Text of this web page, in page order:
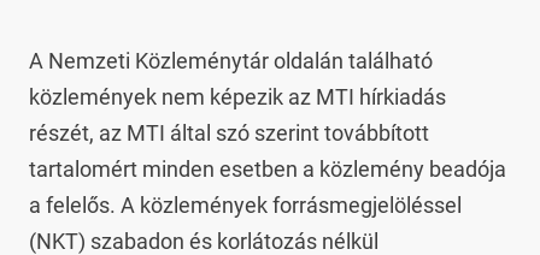
A Nemzeti Közleménytár oldalán található
közlemények nem képezik az MTI hírkiadás
részét, az MTI által szó szerint továbbított
tartalomért minden esetben a közlemény beadója
a felelős. A közlemények forrásmegjelöléssel
(NKT) szabadon és korlátozás nélkül